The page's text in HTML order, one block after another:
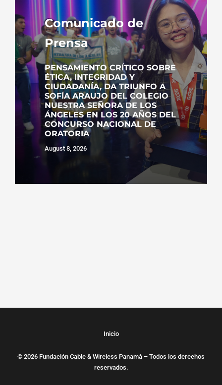
Comunicado de
Prensa
PENSAMIENTO CRÍTICO SOBRE
ÉTICA, INTEGRIDAD Y
CIUDADANÍA, DA TRIUNFO A
SOFÍA ARAUJO DEL COLEGIO
NUESTRA SEÑORA DE LOS
ÁNGELES EN LOS 20 AÑOS DEL
CONCURSO NACIONAL DE
ORATORIA
August 8, 2026
Inicio
© 2026 Fundación Cable & Wireless Panamá – Todos los derechos
reservados.